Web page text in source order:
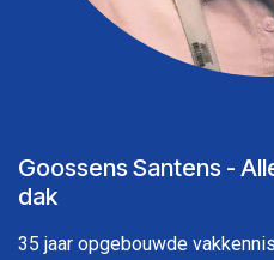
Goossens Santens -
dak
35 jaar opgebouwde